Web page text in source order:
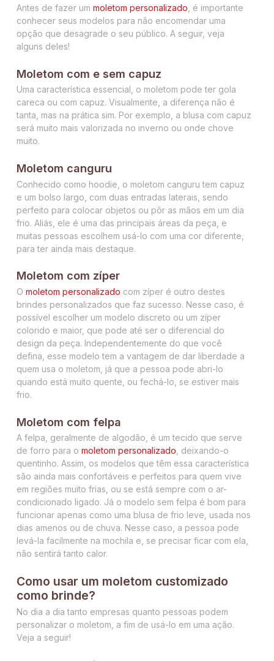
Antes de fazer um moletom personalizado , é importante
conhecer seus modelos para não encomendar uma
opção que desagrade o seu público. A seguir, veja
alguns deles!
Moletom com e sem capuz
Uma característica essencial, o moletom pode ter gola
careca ou com capuz. Visualmente, a diferença não é
tanta, mas na prática sim. Por exemplo, a blusa com capuz
será muito mais valorizada no inverno ou onde chove
muito.
Moletom canguru
Conhecido como hoodie, o moletom canguru tem capuz
e um bolso largo, com duas entradas laterais, sendo
perfeito para colocar objetos ou pôr as mãos em um dia
frio. Aliás, ele é uma das principais áreas da peça, e
muitas pessoas escolhem usá-lo com uma cor diferente,
para ter ainda mais destaque.
Moletom com zíper
O moletom personalizado com zíper é outro destes
brindes personalizados que faz sucesso. Nesse caso, é
possível escolher um modelo discreto ou um zíper
colorido e maior, que pode até ser o diferencial do
design da peça. Independentemente do que você
defina, esse modelo tem a vantagem de dar liberdade a
quem usa o moletom, já que a pessoa pode abri-lo
quando está muito quente, ou fechá-lo, se estiver mais
frio.
Moletom com felpa
A felpa, geralmente de algodão, é um tecido que serve
de forro para o moletom personalizado , deixando-o
quentinho. Assim, os modelos que têm essa característica
são ainda mais confortáveis e perfeitos para quem vive
em regiões muito frias, ou se está sempre com o ar-
condicionado ligado. Já o modelo sem felpa é bom para
funcionar apenas como uma blusa de frio leve, usada nos
dias amenos ou de chuva. Nesse caso, a pessoa pode
levá-la facilmente na mochila e, se precisar ficar com ela,
não sentirá tanto calor.
Como usar um moletom customizado
como brinde?
No dia a dia tanto empresas quanto pessoas podem
personalizar o moletom, a fim de usá-lo em uma ação.
Veja a seguir!